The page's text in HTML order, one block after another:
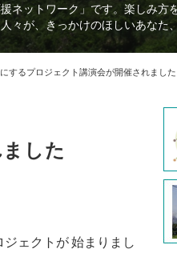
ットワーク」です。楽しみ方
々が、きっかけのほしいあなた
するプロジェクト講演会が開催されました
した
ェクトが 始まりまし